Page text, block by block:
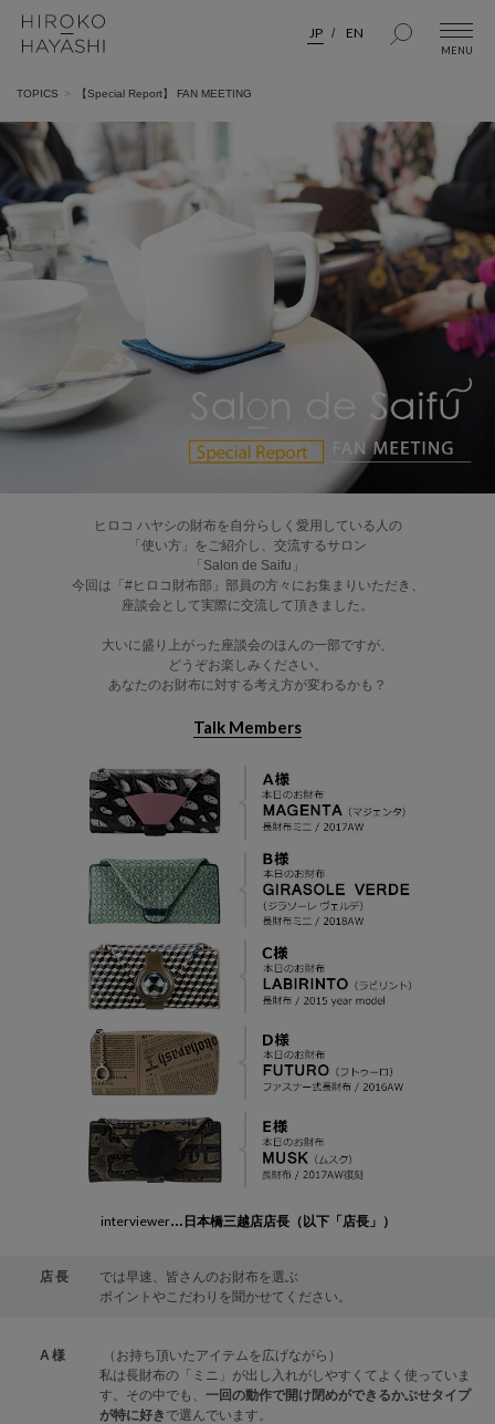
JP EN
TOPICS 【Special Report】 FAN MEETING
ヒロコ ハヤシの財布を自分らしく愛用している人の
「使い方」をご紹介し、交流するサロン
「Salon de Saifu」
今回は「#ヒロコ財布部」部員の方々にお集まりいただき、
座談会として実際に交流して頂きました。
大いに盛り上がった座談会のほんの一部ですが、
どうぞお楽しみください。
あなたのお財布に対する考え方が変わるかも？
Talk Members
interviewer… 日本橋三越店店長（以下「店長」）
店長
では早速、皆さんのお財布を選ぶ
ポイントやこだわりを聞かせてください。
A様
（お持ち頂いたアイテムを広げながら）
私は長財布の「ミニ」が出し入れがしやすくてよく使っていま
す。その中でも、 一回の動作で開け閉めができるかぶせタイプ
が特に好き で選んでいます。